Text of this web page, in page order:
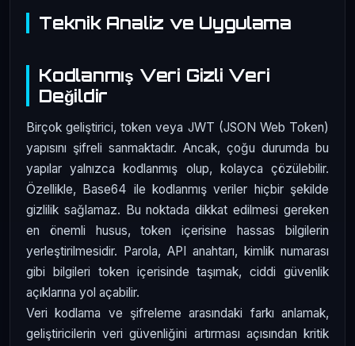
Teknik Analiz ve Uygulama
Kodlanmış Veri Gizli Veri
Değildir
Birçok geliştirici, token veya JWT (JSON Web Token)
yapısını şifreli sanmaktadır. Ancak, çoğu durumda bu
yapılar yalnızca kodlanmış olup, kolayca çözülebilir.
Özellikle, Base64 ile kodlanmış veriler hiçbir şekilde
gizlilik sağlamaz. Bu noktada dikkat edilmesi gereken
en önemli husus, token içerisine hassas bilgilerin
yerleştirilmesidir. Parola, API anahtarı, kimlik numarası
gibi bilgileri token içerisinde taşımak, ciddi güvenlik
açıklarına yol açabilir.
Veri kodlama ve şifreleme arasındaki farkı anlamak,
geliştiricilerin veri güvenliğini artırması açısından kritik